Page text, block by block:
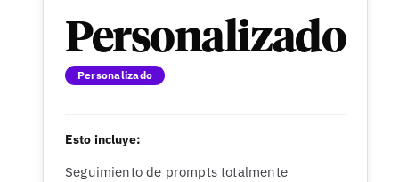
Personalizado
Personalizado
Esto incluye:
Seguimiento de prompts totalmente